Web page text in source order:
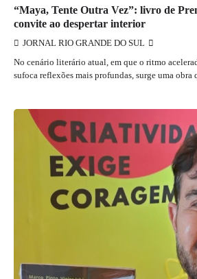
“Maya, Tente Outra Vez”: livro de
convite ao despertar interior
JORNAL RIO GRANDE DO SUL
No cenário literário atual, em que o ritmo
sufoca reflexões mais profundas, surge uma obra